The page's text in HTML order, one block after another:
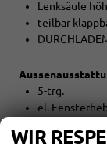
Lenksäule
teilbar
5-trg.
el.
WIR